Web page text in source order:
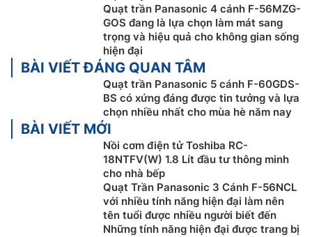
Với khả năng cài đặt hẹn giờ mở/tắt linh hoạt trong 24
giờ, bạn có thể dễ dàng điều chỉnh thời gian hoạt
động phù hợp với lịch sinh hoạt hàng ngày. Dù là trước
khi ngủ hay khi rời khỏi nhà, chỉ cần một lần thiết lập,
quạt sẽ tự động vận hành theo đúng ý bạn.
Sleep Mode – Giấc ngủ sâu không bị gián
Tính năng Sleep Mode của quạt trần 5 cánh Panasonic
F-60GDS-BS có thể tự động điều chỉnhluồng giótheo
nhịp sinh học, mang lại cảm giác êm dịu dần theo thời
Quạt trần Panasonic 4 cánh F-56MZG-
GOS đang là lựa chọn làm mát sang
trọng và hiệu quả cho không gian sống
hiện đại
BÀI VIẾT ĐÁNG QUAN TÂM
Quạt trần Panasonic 5 cánh F-60GDS-
BS có xứng đáng được tin tưởng và lựa
chọn nhiều nhất cho mùa hè năm nay
BÀI VIẾT MỚI
Nồi cơm điện tử Toshiba RC-
18NTFV(W) 1.8 Lít đầu tư thông minh
cho nhà bếp
Quạt Trần Panasonic 3 Cánh F-56NCL
với nhiều tính năng hiện đại làm nên
tên tuổi được nhiều người biết đến
Những tính năng hiện đại được trang bị